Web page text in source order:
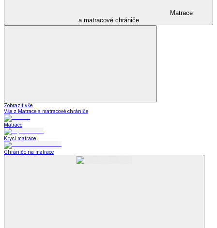
Matrace
a matracové chrániče
Zobrazit vše
Vše z Matrace a matracové chrániče
Matrace
Krycí matrace
Chrániče na matrace